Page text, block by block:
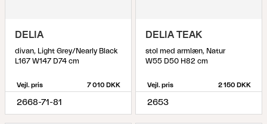
DELIA
divan, Light Grey/Nearly Black
L167 W147 D74 cm
Vejl. pris 7 010 DKK
2668-71-81
DELIA TEAK
stol med armlæn, Natur
W55 D50 H82 cm
Vejl. pris 2 150 DKK
2653